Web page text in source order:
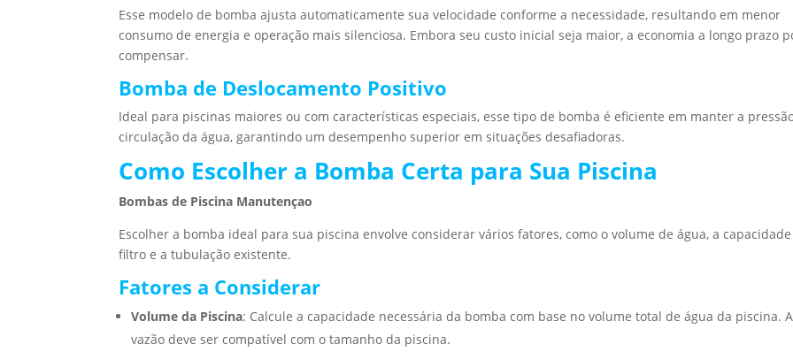
Esse modelo de bomba ajusta automaticamente sua velocidade conforme a necessidade, resultando em menor
consumo de energia e operação mais silenciosa. Embora seu custo inicial seja maior, a economia a longo prazo
compensar.
Bomba de Deslocamento Positivo
Ideal para piscinas maiores ou com características especiais, esse tipo de bomba é eficiente em manter a
circulação da água, garantindo um desempenho superior em situações desafiadoras.
Como Escolher a Bomba Certa para Sua Piscina
Bombas de Piscina Manutençao
Escolher a bomba ideal para sua piscina envolve considerar vários fatores, como o volume de água, a
filtro e a tubulação existente.
Fatores a Considerar
Volume da Piscina: Calcule a capacidade necessária da bomba com base no volume total de água da piscina. A
vazão deve ser compatível com o tamanho da piscina.